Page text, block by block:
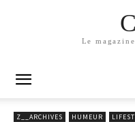
Le
Z__ARCHIVES HUMEUR